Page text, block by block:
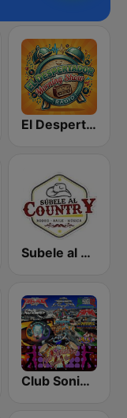
El Despertador Morning Show Radio
Subele al country
Club Sonidero